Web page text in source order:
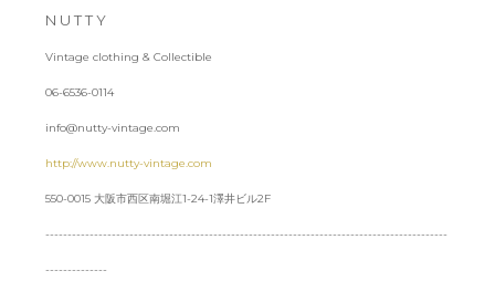
N U T T Y
Vintage clothing & Collectible
06-6536-0114
info@nutty-vintage.com
http://www.nutty-vintage.com
550-0015 大阪市西区南堀江1-24-1澤井ビル2F
-------------------------------------------------------------------------------------------
--------------